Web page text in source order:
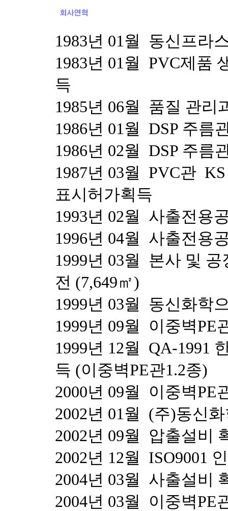
1983년 01월 동신프라
1983년 01월 PVC제품
득
1985년 06월 품질 관리
1986년 01월 DSP 주름
1986년 02월 DSP 주름
1987년 03월 PVC관
표시허가획득
1993년 02월 사출전용
1996년 04월 사출전용
1999년 03월 본사 및
전 (7,649㎡)
1999년 03월 동신화학
1999년 09월 이중벽PE
1999년 12월 QA-1991
득 (이중벽PE관1.2종)
2000년 09월 이중벽PE
2002년 01월 (주)동신
2002년 09월 압출설비
2002년 12월 ISO9001
2004년 03월 사출설비
2004년 03월 이중벽PE